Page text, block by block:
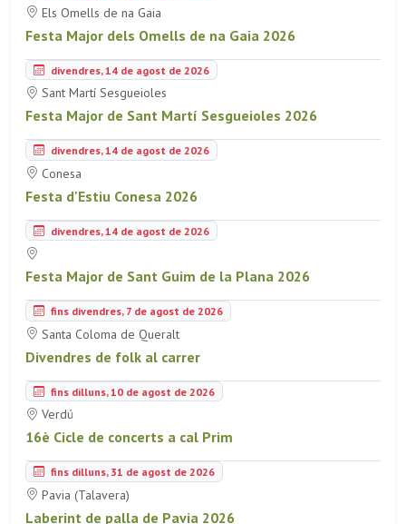
Els Omells de na Gaia
Festa Major dels Omells de na Gaia 2026
divendres, 14 de agost de 2026
Sant Martí Sesgueioles
Festa Major de Sant Martí Sesgueioles 2026
divendres, 14 de agost de 2026
Conesa
Festa d'Estiu Conesa 2026
divendres, 14 de agost de 2026
Festa Major de Sant Guim de la Plana 2026
fins divendres, 7 de agost de 2026
Santa Coloma de Queralt
Divendres de folk al carrer
fins dilluns, 10 de agost de 2026
Verdú
16è Cicle de concerts a cal Prim
fins dilluns, 31 de agost de 2026
Pavia (Talavera)
Laberint de palla de Pavia 2026